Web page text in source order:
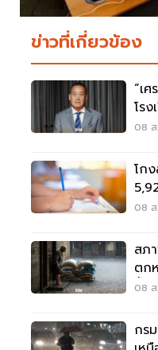
ข่าวที่เกี่ยวข้อง
“เ
โร
ต้อ
08
โก
ปป
08 ส
สภ
ตก
น้ำ
08
กร